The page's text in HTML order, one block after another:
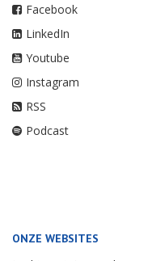
Facebook
LinkedIn
Youtube
Instagram
RSS
Podcast
ONZE WEBSITES